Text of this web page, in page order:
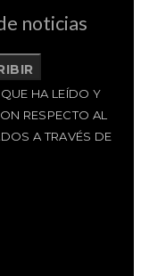
noticias
HA LEÍDO Y
RESPECTO AL
A TRAVÉS DE